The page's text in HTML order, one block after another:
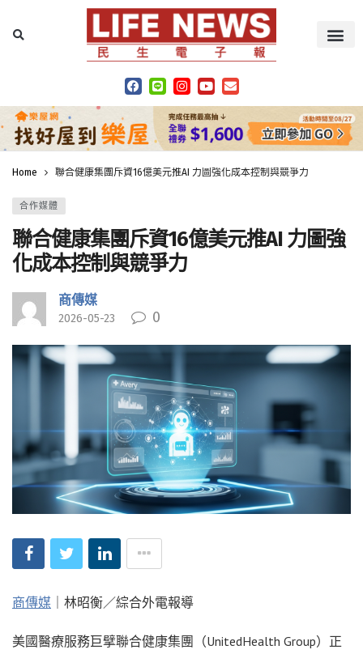
Home 聯合健康集團斥資16億美元推AI 力圖強化成本控制與競爭力
合作媒體
聯合健康集團斥資16億美元推AI 力圖強
化成本控制與競爭力
商傳媒
2026-05-23 0
商傳媒 ｜林昭衡／綜合外電報導
美國醫療服務巨擘聯合健康集團（UnitedHealth Group）正